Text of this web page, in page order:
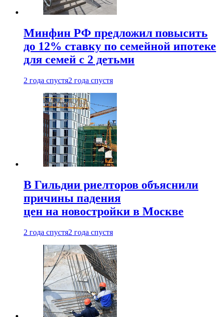
Минфин РФ предложил повысить
до 12% ставку по семейной ипотеке
для семей с 2 детьми
2 года спустя2 года спустя
В Гильдии риелторов объяснили
причины падения
цен на новостройки в Москве
2 года спустя2 года спустя